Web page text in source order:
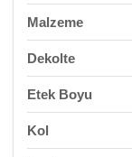
Malzeme
Dekolte
Etek Boyu
Kol